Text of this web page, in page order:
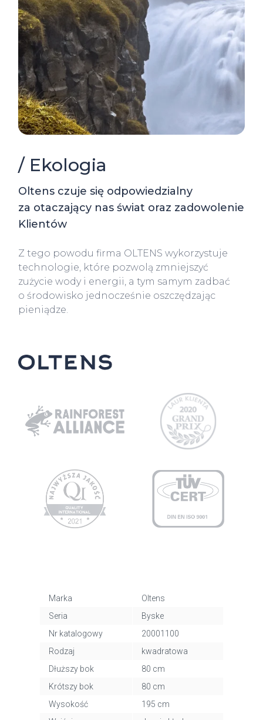
/ Ekologia
Oltens czuje się odpowiedzialny
za otaczający nas świat oraz zadowolenie
Klientów
Z tego powodu firma OLTENS wykorzystuje
technologie, które pozwolą zmniejszyć
zużycie wody i energii, a tym samym zadbać
o środowisko jednocześnie oszczędzając
pieniądze.
Marka
Oltens
Seria
Byske
Nr katalogowy
20001100
Rodzaj
kwadratowa
Dłuższy bok
80 cm
Krótszy bok
80 cm
Wysokość
195 cm